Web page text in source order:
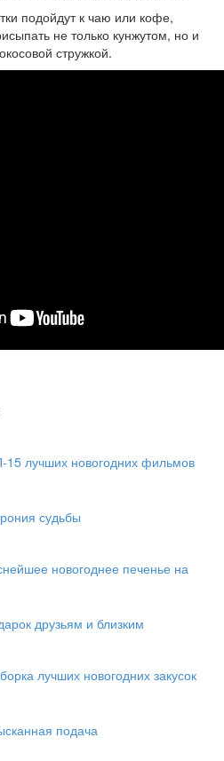
подойдут к чаю или кофе,
не только кунжутом, но и
стружкой.
лучших новогодних фильмов
судьбы
новогоднее печенье на
друзьям и близким
лучших новогодних закусок
подача